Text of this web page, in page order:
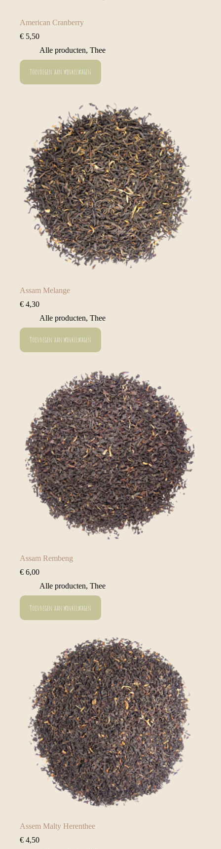
American Cranberry
€ 5,50
Alle producten, Thee
Toevoegen aan winkelwagen
Assam Melange
€ 4,30
Alle producten, Thee
Toevoegen aan winkelwagen
Assam Rembeng
€ 6,00
Alle producten, Thee
Toevoegen aan winkelwagen
Assem Malty Herenthee
€ 4,50